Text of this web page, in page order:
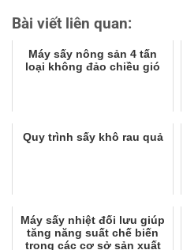
Bài viết liên quan:
Máy sấy nông sản 4 tấn
loại không đảo chiều gió
Quy trình sấy khô rau quả
Máy sấy nhiệt đối lưu giúp
tăng năng suất chế biến
trong các cơ sở sản xuất